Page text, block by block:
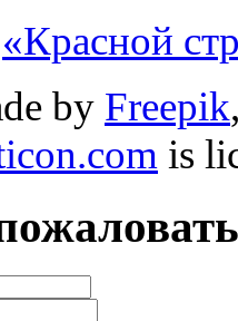
«Красной
by Freepik,
is